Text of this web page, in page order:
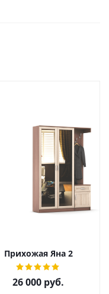
Прихожая Яна 2
26 000 руб.